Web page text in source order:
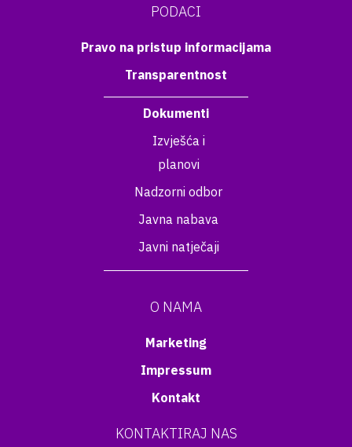
PODACI
Pravo na pristup informacijama
Transparentnost
Dokumenti
Izvješća i
planovi
Nadzorni odbor
Javna nabava
Javni natječaji
O NAMA
Marketing
Impressum
Kontakt
KONTAKTIRAJ NAS